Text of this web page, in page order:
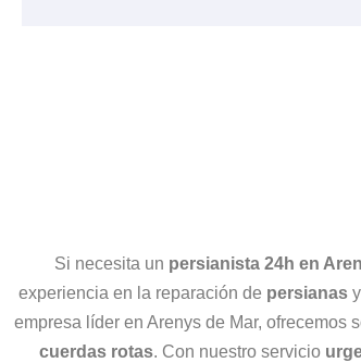
Si necesita un persianista 24h en
experiencia en la reparación de persianasy
empresa líder en Arenys de Mar,
cuerdas rotas. Con nuestro servicio